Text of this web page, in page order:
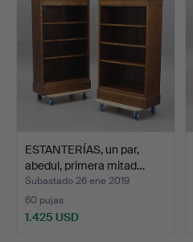
ESTANTERÍAS, un par,
abedul, primera mitad…
Subastado 26 ene 2019
60 pujas
1.425 USD